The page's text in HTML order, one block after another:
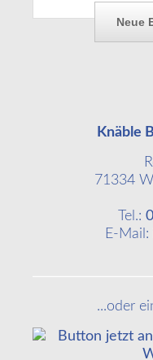
Knäble
71334
Tel.:
E-Mail:
...oder